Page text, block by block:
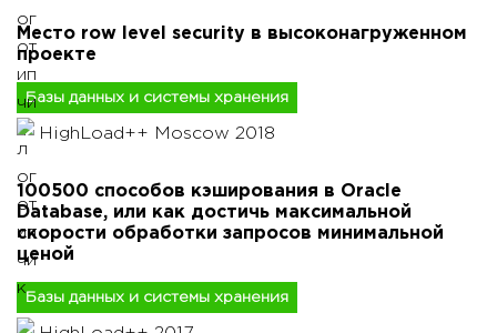
Место row level security в высоконагруженном
проекте
Базы данных и системы хранения
HighLoad++ Moscow 2018
100500 способов кэширования в Oracle
Database, или как достичь максимальной
скорости обработки запросов минимальной
ценой
Базы данных и системы хранения